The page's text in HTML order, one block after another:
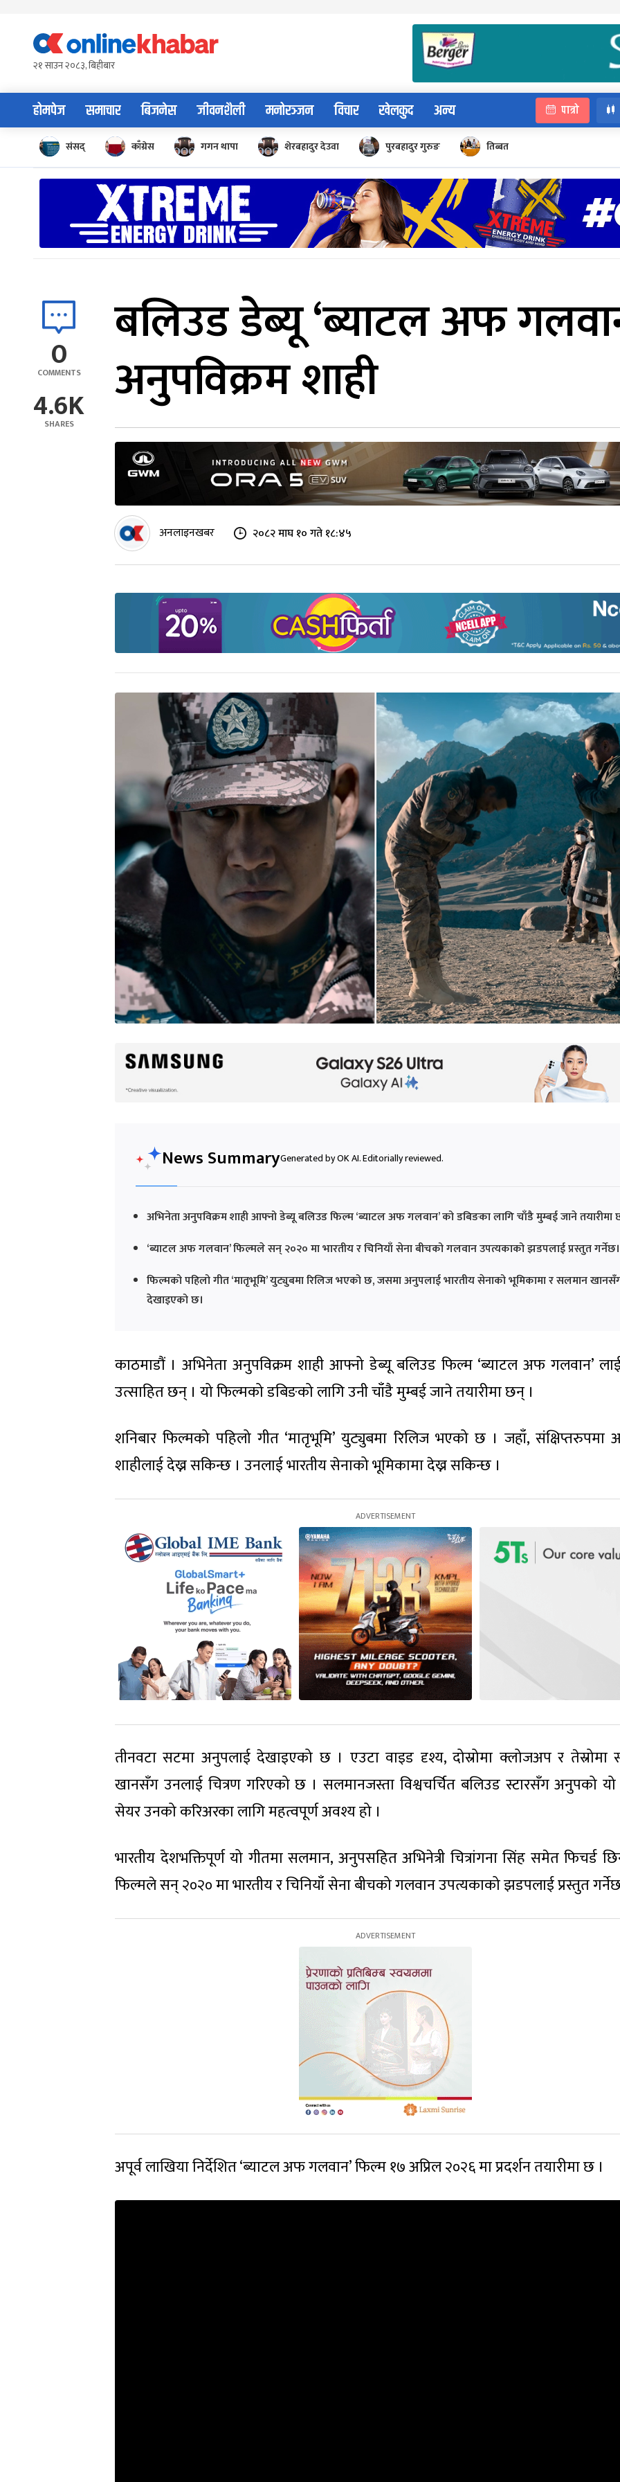
content२१ साउन २०८३, बिहीबार
होमपेज समाचार बिजनेस जीवनशैली मनोरञ्जन विचार खेलकुद अन्य पात्रो
संसद् काँग्रेस गगन थापा शेरबहादुर देउवा पुरबहादुर गुरुङ तिब्बत
0
COMMENTS
4.6K
SHARES
बलिउड डेब्यू ‘ब्याटल अफ
अनुपविक्रम शाही
अनलाइनखबर २०८२ माघ १० गते १८:४५
News SummaryGenerated by OK AI. Editorially reviewed.
अभिनेता अनुपविक्रम शाही आफ्नो डेब्यू बलिउड फिल्म ‘ब्याटल अफ गलवान’ को डबिङका लागि चाँडै मुम्बई जाने तयारीमा
‘ब्याटल अफ गलवान’ फिल्मले सन् २०२० मा भारतीय र चिनियाँ सेना बीचको गलवान उपत्यकाको झडपलाई प्रस्तुत गर्नेछ।
फिल्मको पहिलो गीत ‘मातृभूमि’ युट्युबमा रिलिज भएको छ, जसमा अनुपलाई भारतीय सेनाको भूमिकामा र सलमान
देखाइएको छ।
काठमाडौं । अभिनेता अनुपविक्रम शाही आफ्नो डेब्यू बलिउड फिल्म ‘ब्याटल अफ गलवान’
उत्साहित छन् । यो फिल्मको डबिङको लागि उनी चाँडै मुम्बई जाने तयारीमा छन् ।
शनिबार फिल्मको पहिलो गीत ‘मातृभूमि’ युट्युबमा रिलिज भएको छ । जहाँ, संक्षिप्तरुपमा
शाहीलाई देख्न सकिन्छ । उनलाई भारतीय सेनाको भूमिकामा देख्न सकिन्छ ।
तीनवटा सटमा अनुपलाई देखाइएको छ । एउटा वाइड दृश्य, दोस्रोमा क्लोजअप र तेस्रोमा
खानसँग उनलाई चित्रण गरिएको छ । सलमानजस्ता विश्वचर्चित बलिउड स्टारसँग अनुपको यो
सेयर उनको करिअरका लागि महत्वपूर्ण अवश्य हो ।
भारतीय देशभक्तिपूर्ण यो गीतमा सलमान, अनुपसहित अभिनेत्री चित्रांगना सिंह समेत फिचर्ड
फिल्मले सन् २०२० मा भारतीय र चिनियाँ सेना बीचको गलवान उपत्यकाको झडपलाई प्रस्तुत
अपूर्व लाखिया निर्देशित ‘ब्याटल अफ गलवान’ फिल्म १७ अप्रिल २०२६ मा प्रदर्शन तयारीमा छ ।